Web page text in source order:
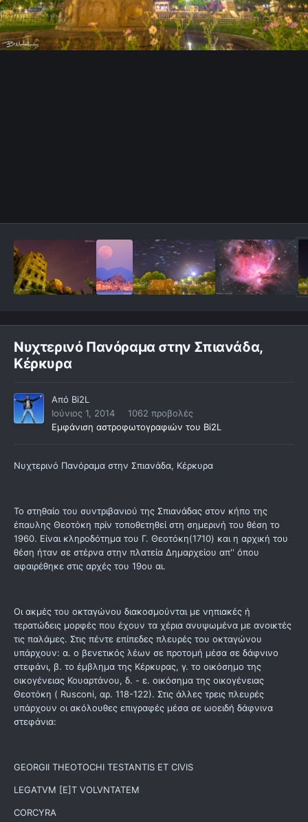
Νυχτερινό Πανόραμα στην Σπιανάδα,
Κέρκυρα
Από Bi2L
Ιούνιος 1, 2014
1062 προβολές
Εμφάνιση αστροφωτογραφιών του Bi2L
Νυχτερινό Πανόραμα στην Σπιανάδα, Κέρκυρα
Το στηθαίο του συντριβανιού της Σπιανάδας στον κήπο της
έπαυλης Θεοτόκη πρίν τοποθετηθεί στη σημερινή του θέση το
1960. Είναι κληροδότημα του Γ. Θεοτόκη(1710) και η αρχική του
θέση ήταν σε στέρνα στην πλατεία Δημαρχείου απ'' όπου
αφαιρέθηκε στις αρχές του 19ου αι.
Οι ακμές του οκταγώνου διακοσμούνται με νηπιακές ή
τερατώδεις μορφές που έχουν τα χέρια ανυψωμένα με ανοικτές
τις παλάμες. Στις πέντε επίπεδες πλευρές του οκταγώνου
υπάρχουν: α. ο βενετικός λέων σε προτομή μέσα σε δάφνινο
στεφάνι, β. το έμβλημα της Κέρκυρας, γ. το οικόσημο της
οικογένειας Κουαρτάνου, δ. - ε. οικόσημα της οικογένειας
Θεοτόκη ( Rusconi, αρ. 118-122). Στις άλλες τρεις πλευρές
υπάρχουν οι ακόλουθες επιγραφές μέσα σε ωοειδή δάφνινα
στεφάνια:
GEORGII THEOTOCHI TESTANTIS ET CIVIS
LEGATVM [E]T VOLVNTATEM
CORCYRA